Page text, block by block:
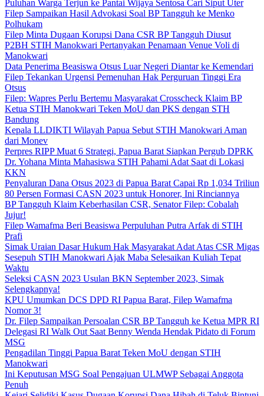
Puluhan Warga Terjun ke Pantai Wijaya Sentosa Cari Siput Uter
Filep Sampaikan Hasil Advokasi Soal BP Tangguh ke Menko
Polhukam
Filep Minta Dugaan Korupsi Dana CSR BP Tangguh Diusut
P2BH STIH Manokwari Pertanyakan Penamaan Venue Voli di
Manokwari
Data Penerima Beasiswa Otsus Luar Negeri Diantar ke Kemendari
Filep Tekankan Urgensi Pemenuhan Hak Perguruan Tinggi Era
Otsus
Filep: Wapres Perlu Bertemu Masyarakat Crosscheck Klaim BP
Ketua STIH Manokwari Teken MoU dan PKS dengan STH
Bandung
Kepala LLDIKTI Wilayah Papua Sebut STIH Manokwari Aman
dari Monev
Perpres RIPP Muat 6 Strategi, Papua Barat Siapkan Pergub DPRK
Dr. Yohana Minta Mahasiswa STIH Pahami Adat Saat di Lokasi
KKN
Penyaluran Dana Otsus 2023 di Papua Barat Capai Rp 1,034 Triliun
80 Persen Formasi CASN 2023 untuk Honorer, Ini Rinciannya
BP Tangguh Klaim Keberhasilan CSR, Senator Filep: Cobalah
Jujur!
Filep Wamafma Beri Beasiswa Perpuluhan Putra Arfak di STIH
Prafi
Simak Uraian Dasar Hukum Hak Masyarakat Adat Atas CSR Migas
Sesepuh STIH Manokwari Ajak Maba Selesaikan Kuliah Tepat
Waktu
Seleksi CASN 2023 Usulan BKN September 2023, Simak
Selengkapnya!
KPU Umumkan DCS DPD RI Papua Barat, Filep Wamafma
Nomor 3!
Dr. Filep Sampaikan Persoalan CSR BP Tangguh ke Ketua MPR RI
Delegasi RI Walk Out Saat Benny Wenda Hendak Pidato di Forum
MSG
Pengadilan Tinggi Papua Barat Teken MoU dengan STIH
Manokwari
Ini Keputusan MSG Soal Pengajuan ULMWP Sebagai Anggota
Penuh